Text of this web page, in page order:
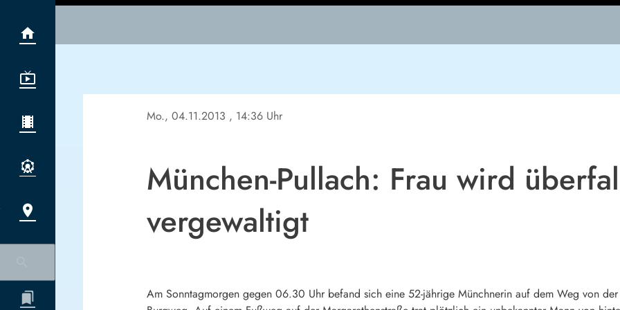
Mo., 04.11.2013 , 14:36 Uhr
München-Pullach: Frau wird
vergewaltigt
Am Sonntagmorgen gegen 06.30 Uhr befand sich eine 52-jährige Münchnerin auf dem Weg von der